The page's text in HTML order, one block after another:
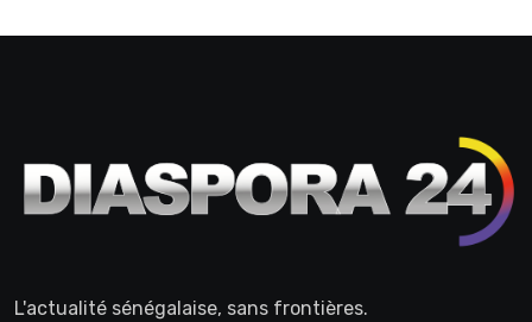
L'actualité sénégalaise, sans frontières.